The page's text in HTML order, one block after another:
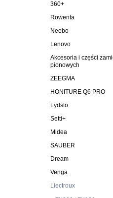
360+
Rowenta
Neebo
Lenovo
Akcesoria i części
pionowych
ZEEGMA
HONITURE Q6 PRO
Lydsto
Setti+
Midea
SAUBER
Dream
Venga
Liectroux